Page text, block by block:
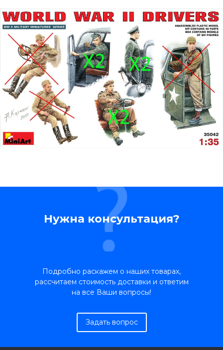
Нужна консультация?
Подробно раскажем о наших товарах,
рассчитаем стоимость доставки и ответим
на все Ваши вопросы!
Задать вопрос